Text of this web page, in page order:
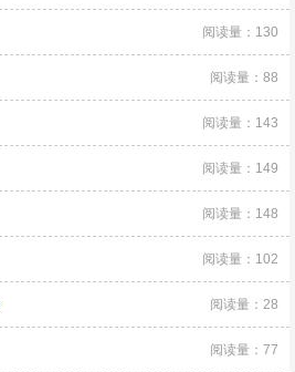
阅读量：130
阅读量：88
阅读量：143
阅读量：149
阅读量：148
阅读量：102
阅读量：28
阅读量：77